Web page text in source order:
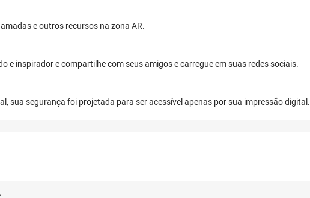
e outros recursos na zona AR.
e inspirador e compartilhe com seus amigos e carregue em suas redes sociais.
sua segurança foi projetada para ser acessível apenas por sua impressão digital.